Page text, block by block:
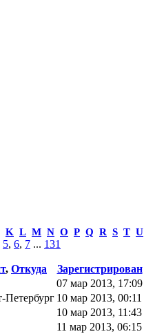
K L M N O P Q R S T U
5, 6, 7 ... 131
, Откуда Зарегистрирован
07 мар 2013, 17:09
Петербург 10 мар 2013, 00:11
10 мар 2013, 11:43
11 мар 2013, 06:15